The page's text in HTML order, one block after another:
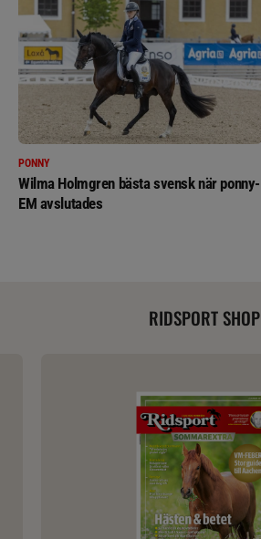
PONNY
Wilma Holmgren bästa svensk när ponny-
EM avslutades
RIDSPORT SHOP